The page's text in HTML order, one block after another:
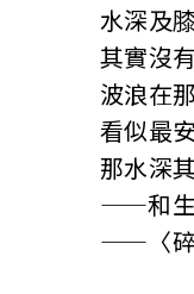
水深及
其實沒
波浪在
看似最
那水深
——和生
——〈碎